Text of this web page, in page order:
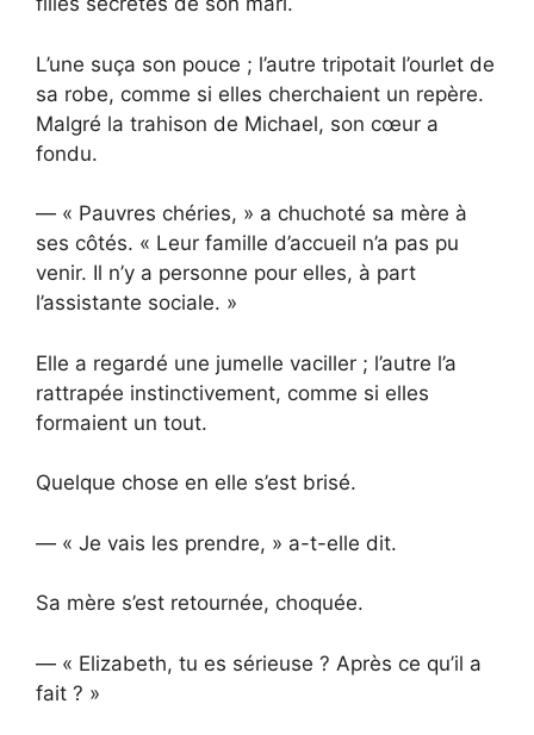
L’une suça son pouce ; l’autre tripotait l’ourlet de
sa robe, comme si elles cherchaient un repère.
Malgré la trahison de Michael, son cœur a
fondu.
— « Pauvres chéries, » a chuchoté sa mère à
ses côtés. « Leur famille d’accueil n’a pas pu
venir. Il n’y a personne pour elles, à part
l’assistante sociale. »
Elle a regardé une jumelle vaciller ; l’autre l’a
rattrapée instinctivement, comme si elles
formaient un tout.
Quelque chose en elle s’est brisé.
— « Je vais les prendre, » a-t-elle dit.
Sa mère s’est retournée, choquée.
— « Elizabeth, tu es sérieuse ? Après ce qu’il a
fait ? »